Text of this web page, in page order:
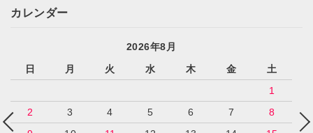
カレンダー
2026年8月
日
月 火 水 木 金
土
1
2
3 4 5 6 7
8